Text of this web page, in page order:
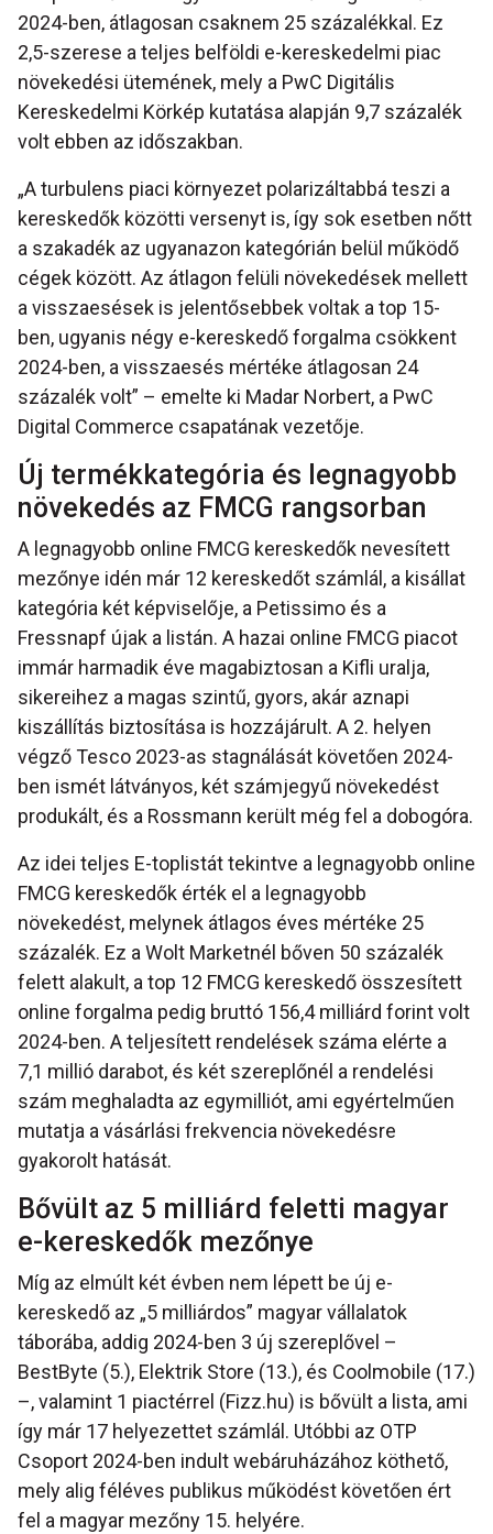
2024-ben, átlagosan csaknem 25 százalékkal. Ez
2,5-szerese a teljes belföldi e-kereskedelmi piac
növekedési ütemének, mely a PwC Digitális
Kereskedelmi Körkép kutatása alapján 9,7 százalék
volt ebben az időszakban.
„A turbulens piaci környezet polarizáltabbá teszi a
kereskedők közötti versenyt is, így sok esetben nőtt
a szakadék az ugyanazon kategórián belül működő
cégek között. Az átlagon felüli növekedések mellett
a visszaesések is jelentősebbek voltak a top 15-
ben, ugyanis négy e-kereskedő forgalma csökkent
2024-ben, a visszaesés mértéke átlagosan 24
százalék volt” – emelte ki Madar Norbert, a PwC
Digital Commerce csapatának vezetője.
Új termékkategória és legnagyobb
növekedés az FMCG rangsorban
A legnagyobb online FMCG kereskedők nevesített
mezőnye idén már 12 kereskedőt számlál, a kisállat
kategória két képviselője, a Petissimo és a
Fressnapf újak a listán. A hazai online FMCG piacot
immár harmadik éve magabiztosan a Kifli uralja,
sikereihez a magas szintű, gyors, akár aznapi
kiszállítás biztosítása is hozzájárult. A 2. helyen
végző Tesco 2023-as stagnálását követően 2024-
ben ismét látványos, két számjegyű növekedést
produkált, és a Rossmann került még fel a dobogóra.
Az idei teljes E-toplistát tekintve a legnagyobb online
FMCG kereskedők érték el a legnagyobb
növekedést, melynek átlagos éves mértéke 25
százalék. Ez a Wolt Marketnél bőven 50 százalék
felett alakult, a top 12 FMCG kereskedő összesített
online forgalma pedig bruttó 156,4 milliárd forint volt
2024-ben. A teljesített rendelések száma elérte a
7,1 millió darabot, és két szereplőnél a rendelési
szám meghaladta az egymilliót, ami egyértelműen
mutatja a vásárlási frekvencia növekedésre
gyakorolt hatását.
Bővült az 5 milliárd feletti magyar
e-kereskedők mezőnye
Míg az elmúlt két évben nem lépett be új e-
kereskedő az „5 milliárdos” magyar vállalatok
táborába, addig 2024-ben 3 új szereplővel –
BestByte (5.), Elektrik Store (13.), és Coolmobile (17.)
–, valamint 1 piactérrel (Fizz.hu) is bővült a lista, ami
így már 17 helyezettet számlál. Utóbbi az OTP
Csoport 2024-ben indult webáruházához köthető,
mely alig féléves publikus működést követően ért
fel a magyar mezőny 15. helyére.